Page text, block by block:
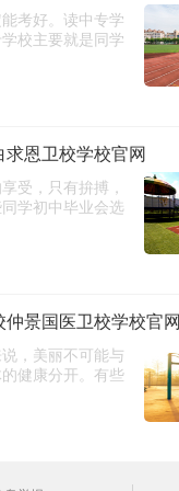
考好。读中专学
校主要就是同学
恩卫校学校官网
受，只有拚搏，
学初中毕业会选
景国医卫校学校官网
，美丽不可能与
健康分开。有些